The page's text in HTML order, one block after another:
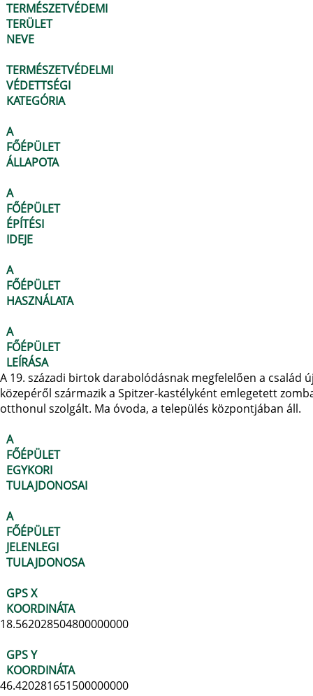
TERMÉSZETVÉDEMI
TERÜLET
NEVE
TERMÉSZETVÉDELMI
VÉDETTSÉGI
KATEGÓRIA
A
FŐÉPÜLET
ÁLLAPOTA
A
FŐÉPÜLET
ÉPÍTÉSI
IDEJE
A
FŐÉPÜLET
HASZNÁLATA
A
FŐÉPÜLET
LEÍRÁSA
A 19. századi birtok darabolódásnak megfelelően a család
közepéről származik a Spitzer-kastélyként emlegetett
otthonul szolgált. Ma óvoda, a település központjában áll.
A
FŐÉPÜLET
EGYKORI
TULAJDONOSAI
A
FŐÉPÜLET
JELENLEGI
TULAJDONOSA
GPS X
KOORDINÁTA
18.562028504800000000
GPS Y
KOORDINÁTA
46.420281651500000000